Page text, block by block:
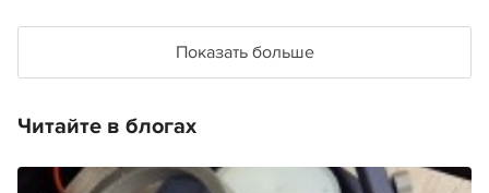
Показать больше
Читайте в блогах